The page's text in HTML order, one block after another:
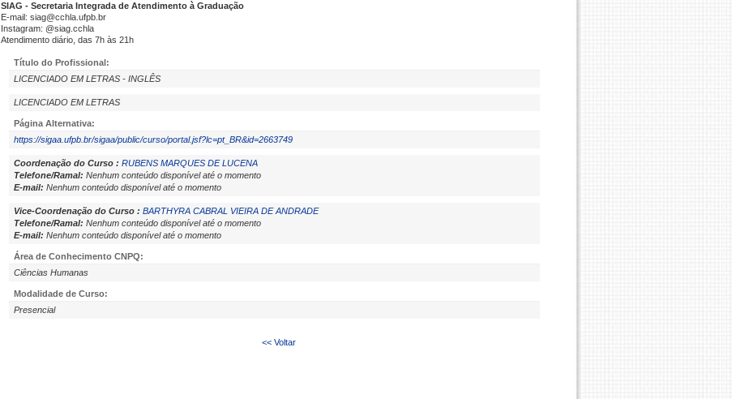
SIAG - Secretaria Integrada de Atendimento à Graduação
E-mail: siag@cchla.ufpb.br
Instagram: @siag.cchla
Atendimento diário, das 7h às 21h
Título do Profissional:
LICENCIADO EM LETRAS - INGLÊS
LICENCIADO EM LETRAS
Página Alternativa:
https://sigaa.ufpb.br/sigaa/public/curso/portal.jsf?lc=pt_BR&id=2663749
Coordenação do Curso : RUBENS MARQUES DE LUCENA
Telefone/Ramal: Nenhum conteúdo disponível até o momento
E-mail: Nenhum conteúdo disponível até o momento
Vice-Coordenação do Curso : BARTHYRA CABRAL VIEIRA DE ANDRADE
Telefone/Ramal: Nenhum conteúdo disponível até o momento
E-mail: Nenhum conteúdo disponível até o momento
Área de Conhecimento CNPQ:
Ciências Humanas
Modalidade de Curso:
Presencial
<< Voltar